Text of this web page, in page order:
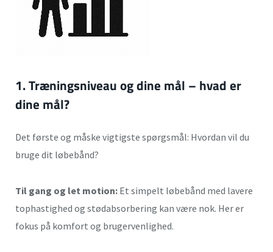
1. Træningsniveau og dine mål – hvad er
dine mål?
Det første og måske vigtigste spørgsmål: Hvordan vil du
bruge dit løbebånd?
Til gang og let motion: Et simpelt løbebånd med lavere
tophastighed og stødabsorbering kan være nok. Her er
fokus på komfort og brugervenlighed.